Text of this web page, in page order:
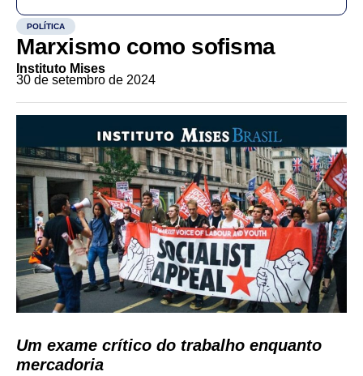
POLÍTICA
Marxismo como sofisma
Instituto Mises
30 de setembro de 2024
Um exame crítico do trabalho enquanto
mercadoria